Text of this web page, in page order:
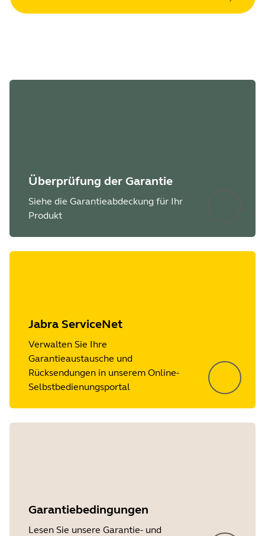
Überprüfung der Garantie
Siehe die Garantieabdeckung für Ihr
Produkt
Jabra ServiceNet
Verwalten Sie Ihre
Garantieaustausche und
Rücksendungen in unserem Online-
Selbstbedienungsportal
Garantiebedingungen
Lesen Sie unsere Garantie- und